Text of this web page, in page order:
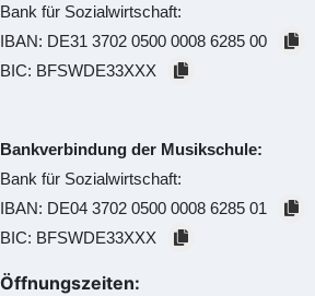
Bank für Sozialwirtschaft:
IBAN: DE31 3702 0500 0008 6285 00
BIC: BFSWDE33XXX
Bankverbindung der Musikschule:
Bank für Sozialwirtschaft:
IBAN: DE04 3702 0500 0008 6285 01
BIC: BFSWDE33XXX
Öffnungszeiten: